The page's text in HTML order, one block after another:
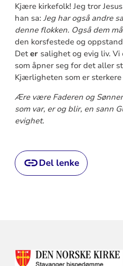
Kjære kirkefolk! Jeg tror
han sa: Jeg har også andre
denne flokken. Også dem
den korsfestede og
Deter salighet og evig liv.
som åpner seg for det aller
Kjærligheten som er
Ære være Faderen og
som var, er og blir, en sann
evighet.
Del lenke